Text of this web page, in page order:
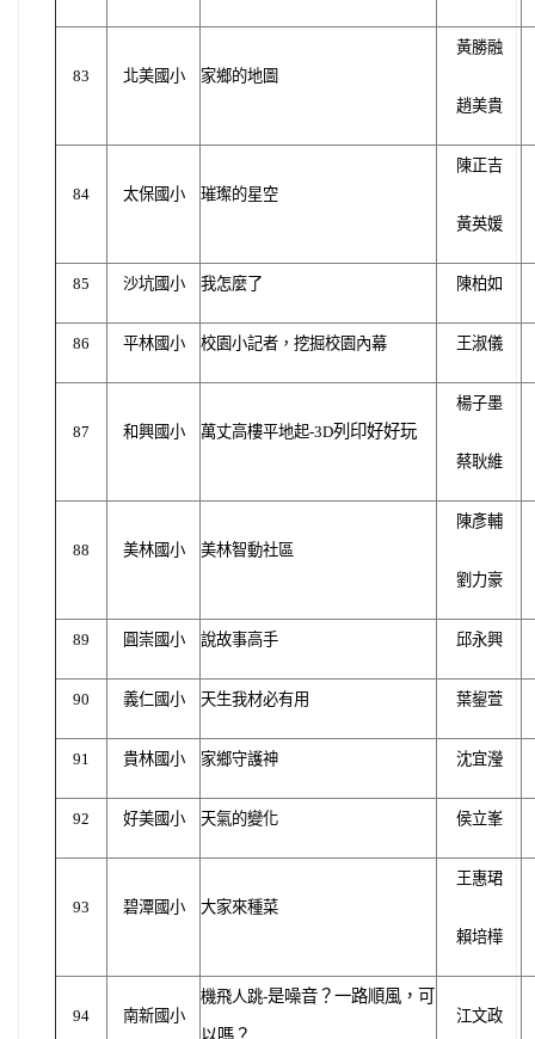
83 北美國小 家鄉的地圖
黃勝融
趙美貴
84 太保國小 璀璨的星空
陳正吉
黃英媛
85 沙坑國小 我怎麼了 陳柏如
86 平林國小 校園小記者，挖掘校園內幕 王淑儀
87 和興國小 萬丈高樓平地起-3D列印好好玩
楊子墨
蔡耿維
88 美林國小 美林智動社區
陳彥輔
劉力豪
89 圓崇國小 說故事高手 邱永興
90 義仁國小 天生我材必有用 葉鋆萱
91 貴林國小 家鄉守護神 沈宜瀅
92 好美國小 天氣的變化 侯立峯
93 碧潭國小 大家來種菜
王惠珺
賴培樺
94 南新國小
機飛人跳-是噪音？一路順風，可
江文政